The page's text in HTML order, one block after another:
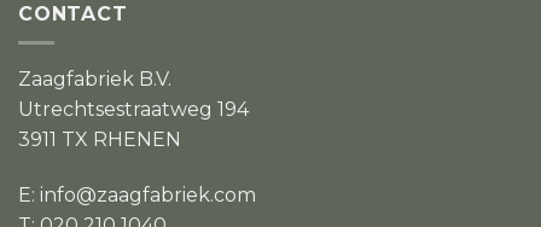
CONTACT
Zaagfabriek B.V.
Utrechtsestraatweg 194
3911 TX RHENEN
E: info@zaagfabriek.com